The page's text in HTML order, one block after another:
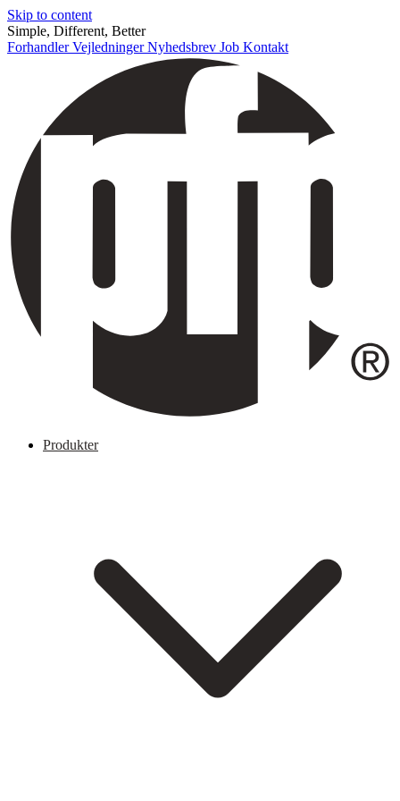
Skip to content
Simple, Different, Better
ForhandlerVejledningerNyhedsbrev Job Kontakt
Produkter